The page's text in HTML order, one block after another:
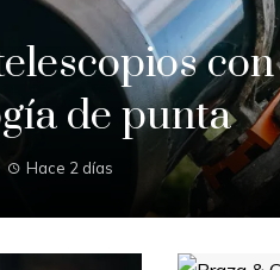
de punta
Hace 2 días